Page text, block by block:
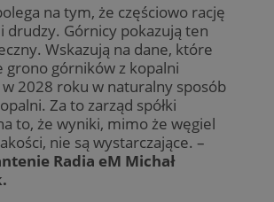
na tym, że częściowo rację
drudzy. Górnicy pokazują ten
Wskazują na dane, które
grono górników z kopalni
2028 roku w naturalny sposób
Za to zarząd spółki
to, że wyniki, mimo że węgiel
nie są wystarczające. –
Radia eM Michał